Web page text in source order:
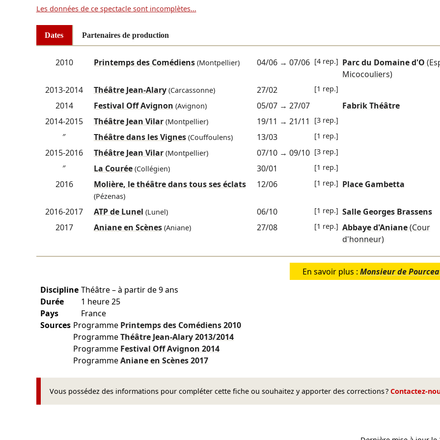
Les données de ce spectacle sont incomplètes...
Dates Partenaires de production
2010 Printemps des Comédiens(Montpellier) 04/06→ 07/06 [4 rep.] Parc du Domaine d'O
Micocouliers)
2013-2014
Théâtre Jean-Alary(Carcassonne) 27/02 [1 rep.]
2014 Festival Off Avignon (Avignon) 05/07→ 27/07
Fabrik Théâtre
2014-2015
Théâtre Jean Vilar(Montpellier) 19/11 → 21/11 [3 rep.]
″ Théâtre dans les Vignes(Couffoulens) 13/03 [1 rep.]
2015-2016 Théâtre Jean Vilar(Montpellier) 07/10→ 09/10 [3 rep.]
″ La Courée(Collégien) 30/01 [1 rep.]
2016 Molière, le théâtre dans tous ses éclats
(Pézenas)
12/06 [1 rep.] Place Gambetta
2016-2017 ATP de Lunel (Lunel) 06/10 [1 rep.] Salle Georges Brassens
2017
Aniane en Scènes(Aniane) 27/08 [1 rep.] Abbaye d'Aniane(Cour
d'honneur)
En savoir plus : Monsieur de
Discipline Théâtre – à partir de 9 ans
Durée
1 heure 25
Pays
France
Sources Programme Printemps des Comédiens2010
ProgrammeThéâtre Jean-Alary2013/2014
Programme Festival Off Avignon2014
ProgrammeAniane en Scènes2017
Vous possédez des informations pour compléter cette fiche ou souhaitez y apporter des corrections ? Contactez-